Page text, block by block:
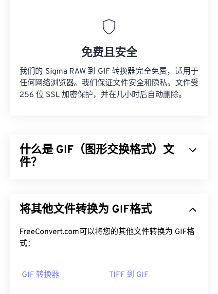
免费且安全
我们的 Sigma RAW 到 GIF 转换器完全免费，适用于
任何网络浏览器。我们保证文件安全和隐私。文件受
256 位 SSL 加密保护，并在几小时后自动删除。
什么是 GIF（图形交换格式）文
件？
缩的BMP文件格式不同，GIF 采用无损压缩
，并支持
社交媒体上的情感回复以及经常在互联网上疯传的表
情包。
如何打开 GIF 文件？
将其他文件转换为 GIF格式
FreeConvert.com可以将您的其他文件转换为 GIF格
式：
GIF 转换器 TIFF 到 GIF